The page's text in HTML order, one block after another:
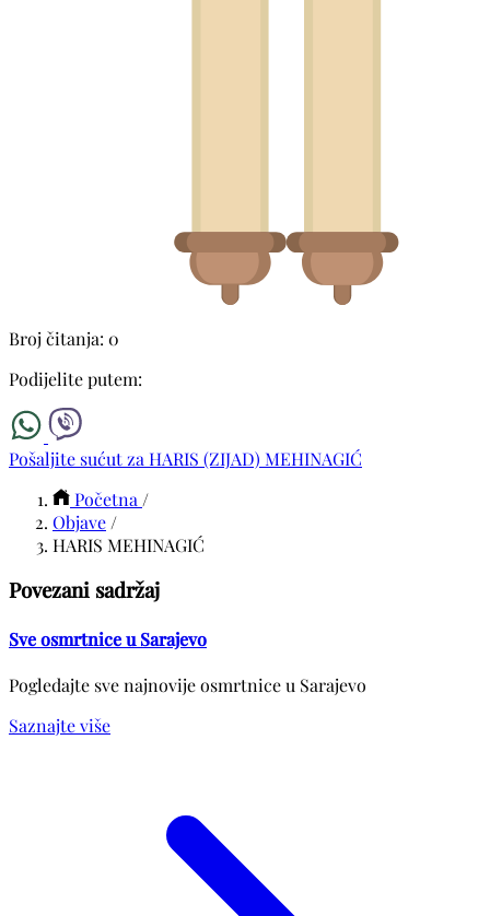
Broj čitanja: 0
Podijelite putem:
Pošaljite sućut za HARIS (ZIJAD) MEHINAGIĆ
Početna /
Objave /
HARIS MEHINAGIĆ
Povezani sadržaj
Sve osmrtnice u Sarajevo
Pogledajte sve najnovije osmrtnice u Sarajevo
Saznajte više